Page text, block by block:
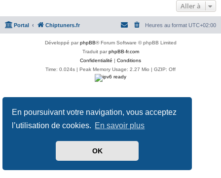
En poursuivant votre navigation, vous acceptez
l’utilisation de cookies. En savoir plus
OK
Aller à
Portal Chiptuners.fr Heures au format UTC+02:00
Développé parphpBB® Forum Software © phpBB Limited
Traduit parphpBB-fr.com
Confidentialité | Conditions
Time: 0.024s | Peak Memory Usage: 2.27 Mio | GZIP: Off